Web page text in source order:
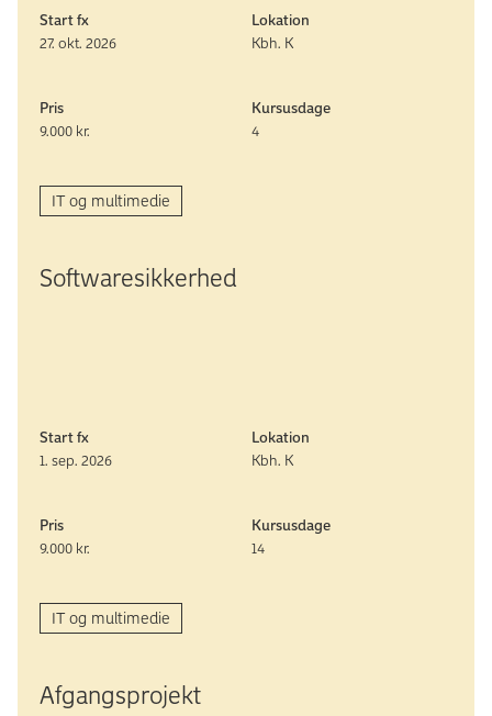
Start fx
27. okt. 2026
Lokation
Kbh. K
Pris
9.000 kr.
Kursusdage
4
IT og multimedie
Software­sikkerhed
Start fx
1. sep. 2026
Lokation
Kbh. K
Pris
9.000 kr.
Kursusdage
14
IT og multimedie
Afgangs­projekt